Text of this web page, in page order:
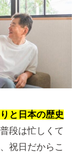
と日本の歴史
段は忙しくて
祝日だからこ